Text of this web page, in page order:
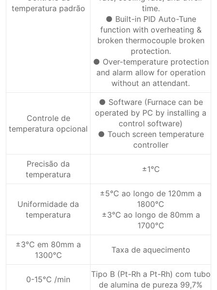
temperatura padrão
time.
● Built-in PID Auto-Tune
function with overheating &
broken thermocouple broken
protection.
● Over-temperature protection
and alarm allow for operation
without an attendant.
Controle de
temperatura opcional
● Software (Furnace can be
operated by PC by installing a
control software)
● Touch screen temperature
controller
Precisão da
temperatura
±1℃
Uniformidade da
temperatura
±5℃ ao longo de 120mm a
1800℃
±3℃ ao longo de 80mm a
1700℃
±3℃ em 80mm a
1300℃
Taxa de aquecimento
0-15℃ /min
Tipo B (Pt-Rh a Pt-Rh) com tubo
de alumina de pureza 99,7%